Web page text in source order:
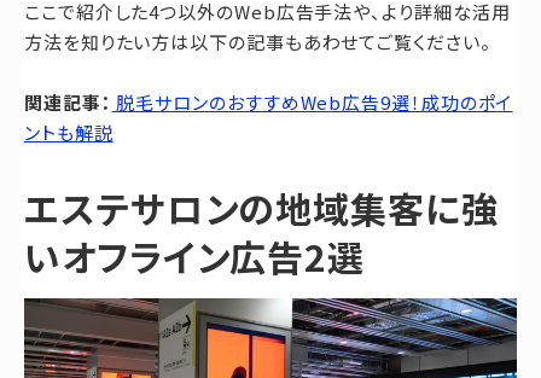
ここで紹介した4つ以外のWeb広告手法や、より詳細な活用
方法を知りたい方は以下の記事もあわせてご覧ください。
関連記事： 脱毛サロンのおすすめWeb広告9選！成功のポイ
ントも解説
エステサロンの地域集客に強
いオフライン広告2選